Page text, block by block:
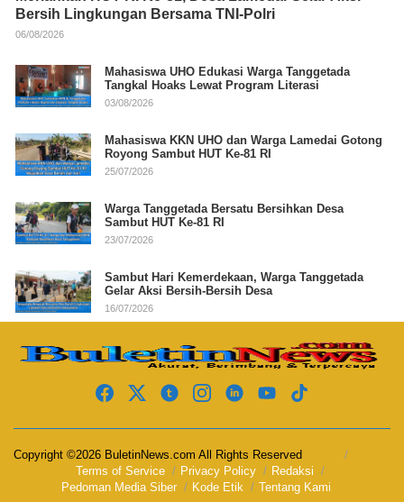
Bersih Lingkungan Bersama TNI-Polri
06/08/2026
Mahasiswa UHO Edukasi Warga Tanggetada
Tangkal Hoaks Lewat Program Literasi
03/08/2026
Mahasiswa KKN UHO dan Warga Lamedai Gotong
Royong Sambut HUT Ke-81 RI
25/07/2026
Warga Tanggetada Bersatu Bersihkan Desa
Sambut HUT Ke-81 RI
23/07/2026
Sambut Hari Kemerdekaan, Warga Tanggetada
Gelar Aksi Bersih-Bersih Desa
16/07/2026
Copyright ©2026 BuletinNews.com All Rights Reserved
Terms of Service
Privacy Policy
Redaksi
Pedoman Media Siber
Kode Etik Tentang Kami